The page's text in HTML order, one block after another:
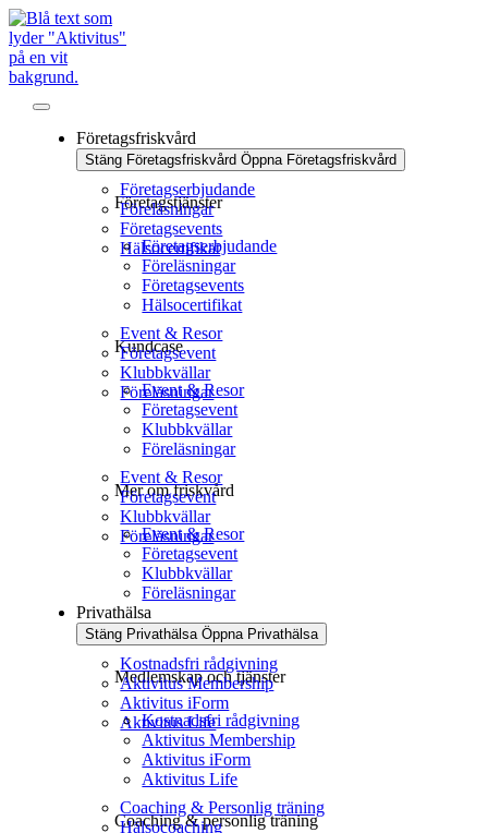
Företagsfriskvård
Stäng Företagsfriskvård Öppna Företagsfriskvård
Företagstjänster
Företagserbjudande
Föreläsningar
Företagsevents
Hälsocertifikat
Företagserbjudande
Föreläsningar
Företagsevents
Hälsocertifikat
Kundcase
Event & Resor
Företagsevent
Klubbkvällar
Föreläsningar
Event & Resor
Företagsevent
Klubbkvällar
Föreläsningar
Mer om friskvård
Event & Resor
Företagsevent
Klubbkvällar
Föreläsningar
Event & Resor
Företagsevent
Klubbkvällar
Föreläsningar
Privathälsa
Stäng Privathälsa Öppna Privathälsa
Medlemskap och tjänster
Kostnadsfri rådgivning
Aktivitus Membership
Aktivitus iForm
Aktivitus Life
Kostnadsfri rådgivning
Aktivitus Membership
Aktivitus iForm
Aktivitus Life
Coaching & personlig träning
Coaching & Personlig träning
Hälsocoaching